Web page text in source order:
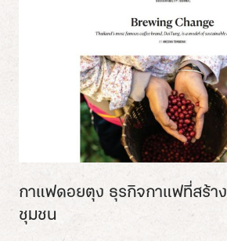
กาแฟดอยตุง ธุรกิจกาแฟที่สร้า
ชุมชน